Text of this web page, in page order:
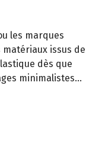
les marques
issus de
dès que
minimalistes...